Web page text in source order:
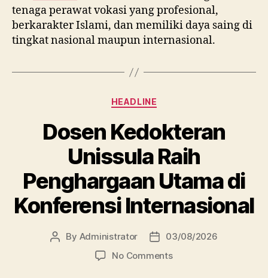
Categories
HEADLINE
Dosen Kedokteran
Unissula Raih
Konferensi Internasional
author
date
No Commentson
Dosen
Kedokteran
Unissula
Raih
Utama
di